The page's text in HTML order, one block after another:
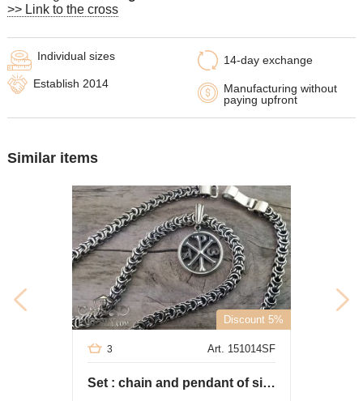
>> Link to the cross
14-day exchange
Manufacturing without
paying upfront
Individual sizes
Establish 2014
Similar items
Discount 5%
Art. 151014SF
3
Set : chain and pendant of silver "Elongated anchor"